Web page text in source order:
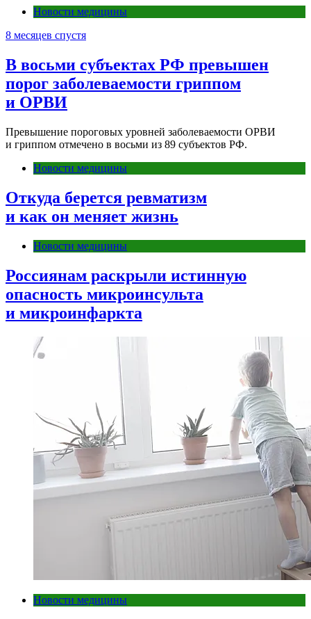
Новости медицины
8 месяцев спустя
В восьми субъектах РФ превышен
порог заболеваемости гриппом
и ОРВИ
Превышение пороговых уровней заболеваемости ОРВИ
и гриппом отмечено в восьми из 89 субъектов РФ.
Новости медицины
Откуда берется ревматизм
и как он меняет жизнь
Новости медицины
Россиянам раскрыли истинную
опасность микроинсульта
и микроинфаркта
Новости медицины